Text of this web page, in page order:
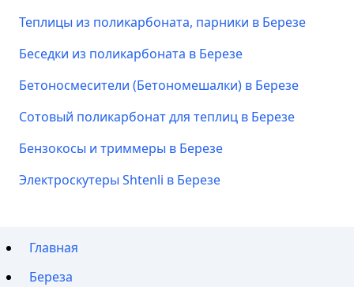
Теплицы из поликарбоната, парники в Березе
Беседки из поликарбоната в Березе
Бетоносмесители (Бетономешалки) в Березе
Сотовый поликарбонат для теплиц в Березе
Бензокосы и триммеры в Березе
Электроскутеры Shtenli в Березе
Главная
Береза